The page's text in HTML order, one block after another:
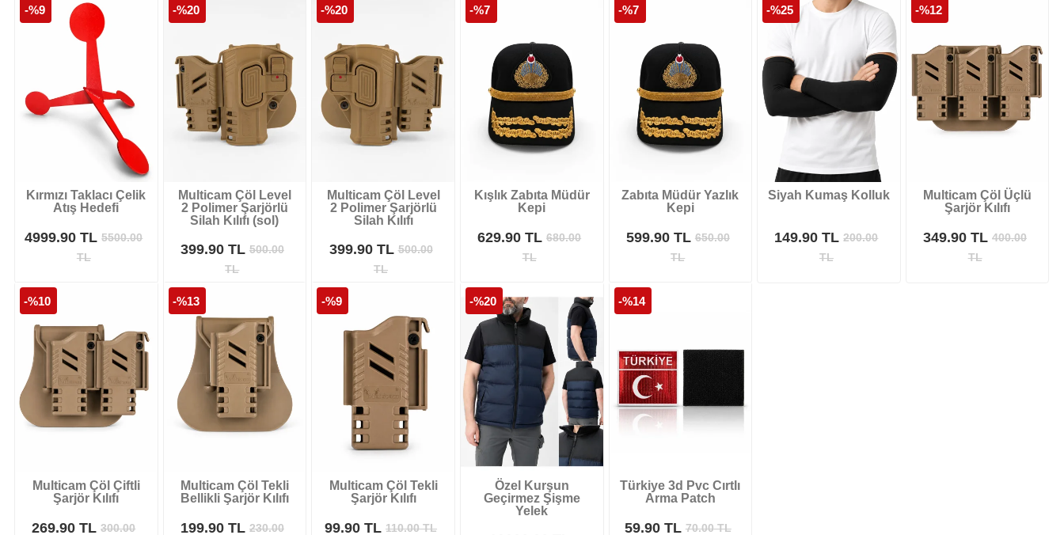
-%9
Kırmızı Taklacı Çelik
Atış Hedefi
4999.90 TL5500.00
TL
-%20
Multicam Çöl Level
2 Polimer Şarjörlü
Silah Kılıfı (sol)
399.90 TL 500.00
TL
-%20
Multicam Çöl Level
2 Polimer Şarjörlü
Silah Kılıfı
399.90 TL 500.00
TL
-%7
Kışlık Zabıta Müdür
Kepi
629.90 TL680.00
TL
-%7
Zabıta Müdür Yazlık
Kepi
599.90 TL 650.00
TL
-%25
Siyah Kumaş Kolluk
149.90 TL200.00
TL
-%12
Multicam Çöl Üçlü
Şarjör Kılıfı
349.90 TL400.00
TL
-%10
Multicam Çöl Çiftli
Şarjör Kılıfı
269.90 TL300.00
-%13
Multicam Çöl Tekli
Bellikli Şarjör Kılıfı
199.90 TL 230.00
-%9
Multicam Çöl Tekli
Şarjör Kılıfı
99.90 TL110.00TL
-%20
Özel Kurşun
Geçirmez Şişme
Yelek
-%14
Türkiye 3d Pvc Cırtlı
Arma Patch
59.90 TL 70.00TL